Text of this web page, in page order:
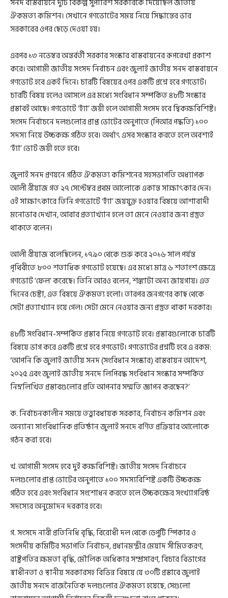
সনদ বাস্তবায়নে দুটি বিকল্প সুপারিশ সরকারকে দিয়েছিল জাতীয়
ঐকমত্য কমিশন। সেখানে গণভোটের সময় নিয়ে সিদ্ধান্তের ভার
সরকারের ওপর ছেড়ে দেওয়া হয়।
এরপর ১৩ নভেম্বর অন্তর্বর্তী সরকার সংস্কার বাস্তবায়নের রূপরেখা প্রকাশ
করে। আগামী জাতীয় সংসদ নির্বাচন এবং জুলাই জাতীয় সনদ বাস্তবায়নে
গণভোট হবে একই দিনে। চারটি বিষয়ের ওপর একটি প্রশ্নে হবে গণভোট।
চারটি বিষয় হলেও আসলে এর মধ্যে সংবিধান সম্পর্কিত ৪৮টি সংস্কার
প্রস্তাবই আছে। গণভোটে ‘হ্যাঁ’ জয়ী হলে আগামী সংসদ হবে দ্বিকক্ষবিশিষ্ট।
সংসদ নির্বাচনে দলগুলোর প্রাপ্ত ভোটের অনুপাতে (পিআর পদ্ধতি) ১০০
সদস্য নিয়ে উচ্চকক্ষ গঠিত হবে। অর্থাৎ এসব সংস্কার করতে হলে অবশ্যই
‘হ্যাঁ’ ভোট জয়ী হতে হবে।
জুলাই সনদ প্রণয়নে গঠিত ঐকমত্য কমিশনের সহসভাপতি অধ্যাপক
আলী রীয়াজ গত ২৭ সেপ্টেম্বর প্রথম আলোকে একান্ত সাক্ষাৎকার দেন।
ওই সাক্ষাৎকারে তিনি গণভোটে ‘হ্যাঁ’ জয়যুক্ত হওয়ার বিষয়ে আশাবাদী
মনোভাব দেখান, আবার প্রত্যাখ্যান হলে তা মেনে নেওয়ার জন্য প্রস্তুত
থাকতে বলেন।
আলী রীয়াজ বলেছিলেন, ১৭৯০ থেকে শুরু করে ২০১৬ সাল পর্যন্ত
পৃথিবীতে ৮০০ শতাধিক গণভোট হয়েছে। এর মধ্যে মাত্র ৬ শতাংশ ক্ষেত্রে
গণভোট ‘ফেল’ করেছে। তিনি আরও বলেন, শঙ্কাটা অন্য জায়গায়। এত
দিনের চেষ্টা, এত বিষয়ে ঐকমত্য হলো। তারপর জনগণের কাছ থেকে
সেটা প্রত্যাখ্যান হয়ে গেল। সেটা মেনে নেওয়ার জন্য প্রস্তুত থাকা দরকার।
৪৮টি সংবিধান-সম্পর্কিত প্রস্তাব নিয়ে গণভোট হবে। প্রস্তাবগুলোকে চারটি
বিষয়ে ভাগ করে একটি প্রশ্নে হবে গণভোট। গণভোটের প্রশ্নটি হবে এ রকম:
‘আপনি কি জুলাই জাতীয় সনদ (সংবিধান সংস্কার) বাস্তবায়ন আদেশ,
২০২৫ এবং জুলাই জাতীয় সনদে লিপিবদ্ধ সংবিধান সংস্কার সম্পর্কিত
নিম্নলিখিত প্রস্তাবগুলোর প্রতি আপনার সম্মতি জ্ঞাপন করছেন?’
ক. নির্বাচনকালীন সময়ে তত্ত্বাবধায়ক সরকার, নির্বাচন কমিশন এবং
অন্যান্য সাংবিধানিক প্রতিষ্ঠান জুলাই সনদে বর্ণিত প্রক্রিয়ার আলোকে
গঠন করা হবে।
খ. আগামী সংসদ হবে দুই কক্ষবিশিষ্ট। জাতীয় সংসদ নির্বাচনে
দলগুলোর প্রাপ্ত ভোটের অনুপাতে ১০০ সদস্যবিশিষ্ট একটি উচ্চকক্ষ
গঠিত হবে এবং সংবিধান সংশোধন করতে হলে উচ্চকক্ষের সংখ্যাগরিষ্ঠ
সদস্যের অনুমোদন দরকার হবে।
গ. সংসদে নারী প্রতিনিধি বৃদ্ধি, বিরোধী দল থেকে ডেপুটি স্পিকার ও
সংসদীয় কমিটির সভাপতি নির্বাচন, প্রধানমন্ত্রীর মেয়াদ সীমিতকরণ,
রাষ্ট্রপতির ক্ষমতা বৃদ্ধি, মৌলিক অধিকার সম্প্রসারণ, বিচার বিভাগের
স্বাধীনতা ও স্থানীয় সরকারসহ বিভিন্ন বিষয়ে যে ৩০টি প্রস্তাবে জুলাই
জাতীয় সনদে রাজনৈতিক দলগুলোর ঐকমত্য হয়েছে, সেগুলো